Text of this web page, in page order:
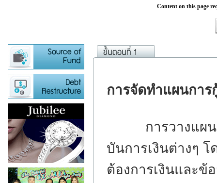
Content on this page
การจัดทำแผนการ
การวางแผนกร
บันการเงินต่างๆ
ต้องการเงินและข้